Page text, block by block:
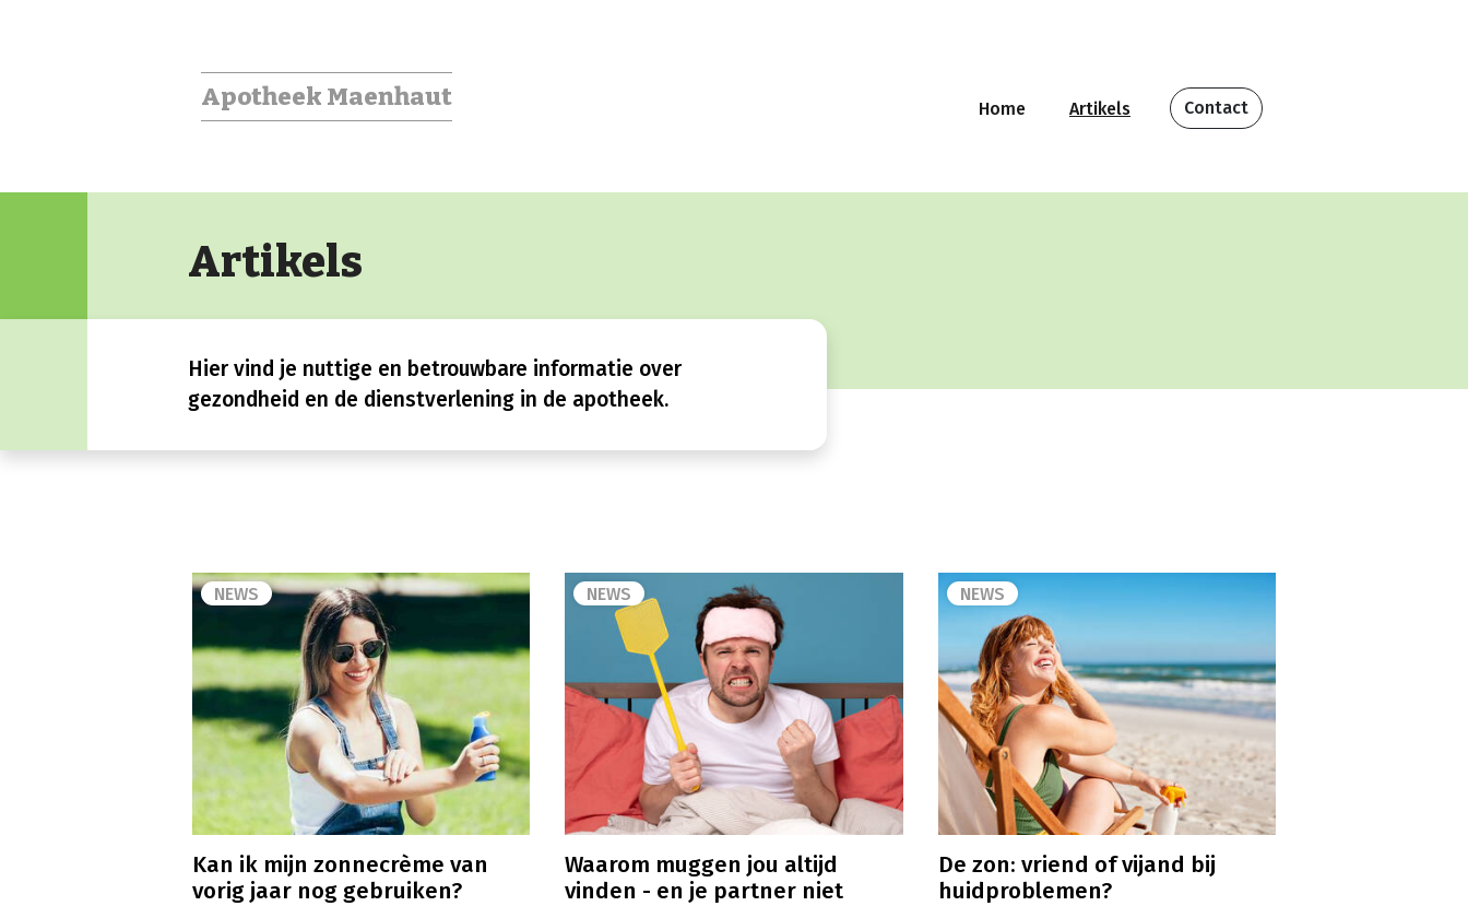
Apotheek Maenhaut Home Artikels Contact
Artikels
Hier vind je nuttige en betrouwbare informatie over
gezondheid en de dienstverlening in de apotheek.
NEWS
Kan ik mijn zonnecrème van
vorig jaar nog gebruiken?
NEWS
Waarom muggen jou altijd
vinden - en je partner niet
NEWS
De zon: vriend of vijand bij
huidproblemen?